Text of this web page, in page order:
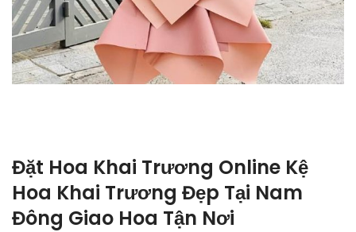
Đặt Hoa Khai Trương Online Kệ
Hoa Khai Trương Đẹp Tại Nam
Đông Giao Hoa Tận Nơi